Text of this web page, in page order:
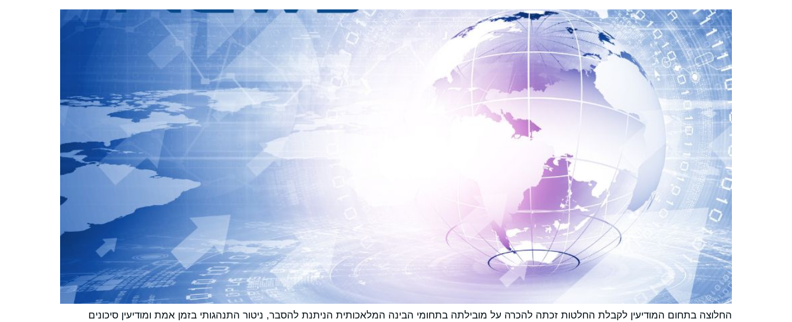
החלוצה בתחום המודיעין לקבלת החלטות זכתה להכרה על מובילתה בתחומי הבינה המלאכותית הניתנת להסבר, ניטור התנהגותי בזמן אמת ומודיעין סיכונים